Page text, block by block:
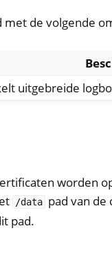
de volgende
uitgebreide
worden
/data pad van
pad.